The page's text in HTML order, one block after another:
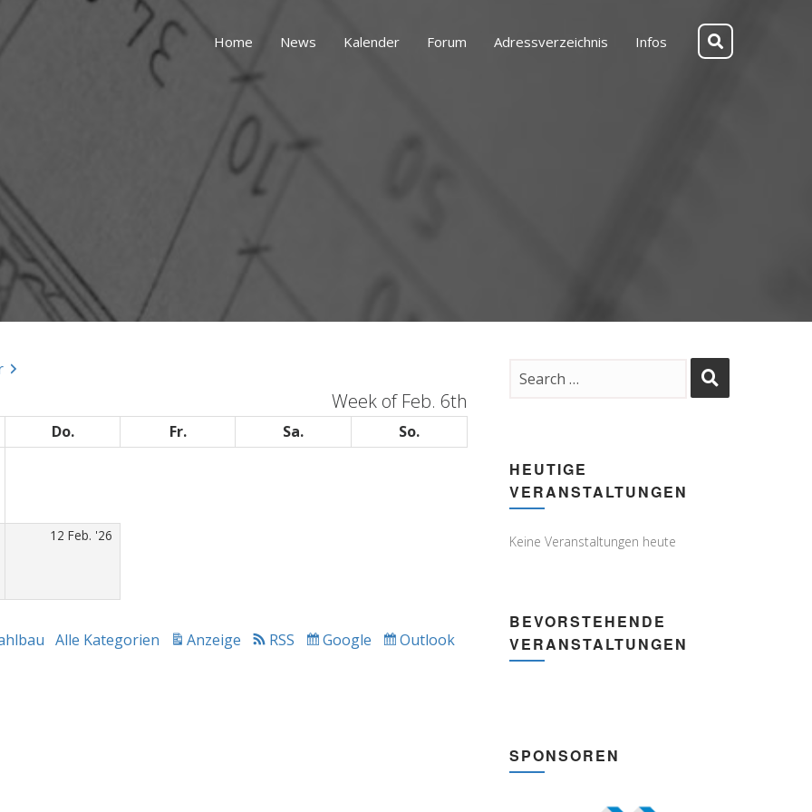
Home News Kalender Forum Adressverzeichnis Infos
Week of Feb. 6th
Do.Donnerstag Fr.Freitag Sa. So.
12 Feb. '26
Alle Kategorien Anzeige drucken
RSS
Subscribe
Google
Subscribe
Outlook
HEUTIGE
VERANSTALTUNGEN
Keine Veranstaltungen heute
BEVORSTEHENDE
VERANSTALTUNGEN
SPONSOREN